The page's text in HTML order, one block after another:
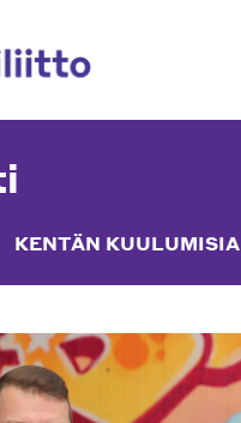
KENTÄN KUULUMISIA